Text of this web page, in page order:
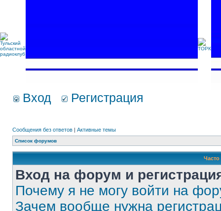
Вход Регистрация
Сообщения без ответов | Активные темы
Список форумов
Вход на форум и
Почему я не могу войти на
Зачем вообще нужна